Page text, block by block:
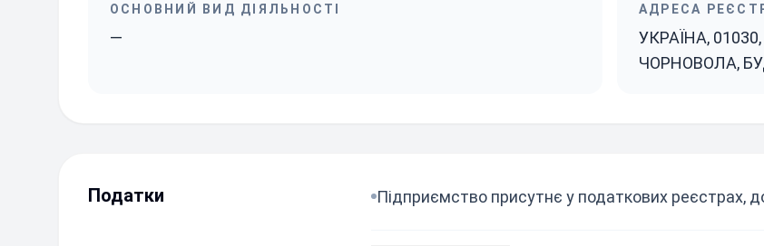
ОСНОВНИЙ ВИД ДІЯЛЬНОСТІ
—
АДРЕСА
УКРАЇНА,
ЧОРНОВОЛА,
Податки Підприємство присутнє у податкових реєстрах,